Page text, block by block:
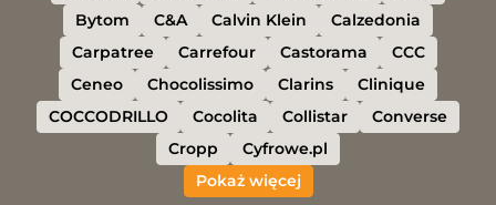
Bytom
C&A Calvin Klein
Calzedonia
Carpatree
Carrefour Castorama
CCC
Ceneo
Chocolissimo Clarins
Clinique
COCCODRILLO
Cocolita Collistar
Converse
Cropp
Cyfrowe.pl
Pokaż więcej